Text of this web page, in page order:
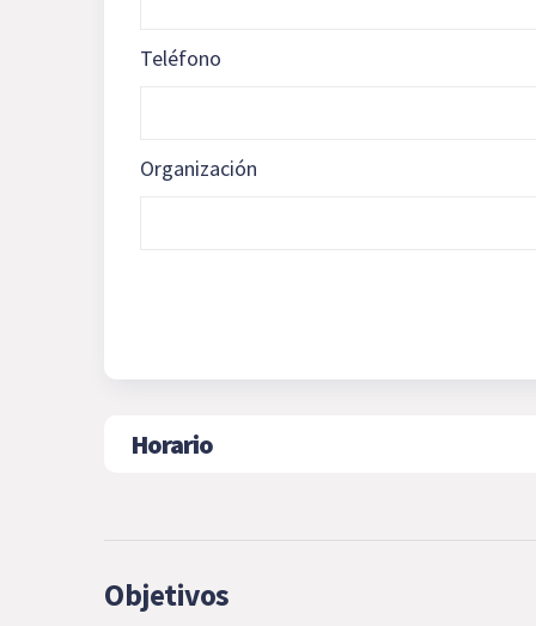
Teléfono
Organización
Horario
Objetivos